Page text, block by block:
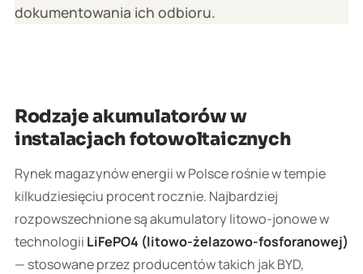
dokumentowania ich odbioru.
Rodzaje akumulatorów w
instalacjach fotowoltaicznych
Rynek magazynów energii w Polsce rośnie w tempie
kilkudziesięciu procent rocznie. Najbardziej
rozpowszechnione są akumulatory litowo-jonowe w
technologii LiFePO4 (litowo-żelazowo-fosforanowej)
— stosowane przez producentów takich jak BYD,